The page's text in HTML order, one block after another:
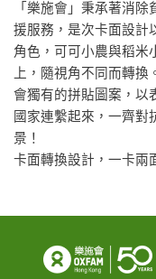
「樂施會」秉承著消
援服務，是次卡面設計
角色，可可小農與稻米
上，隨視角不同而轉
會獨有的拼貼圖案，以
國家連繫起來，一齊對
景！
卡面轉換設計，一卡兩